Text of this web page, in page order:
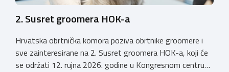
2. Susret groomera HOK-a
Hrvatska obrtnička komora poziva obrtnike groomere i
sve zainteresirane na 2. Susret groomera HOK-a, koji će
se održati 12. rujna 2026. godine u Kongresnom centru